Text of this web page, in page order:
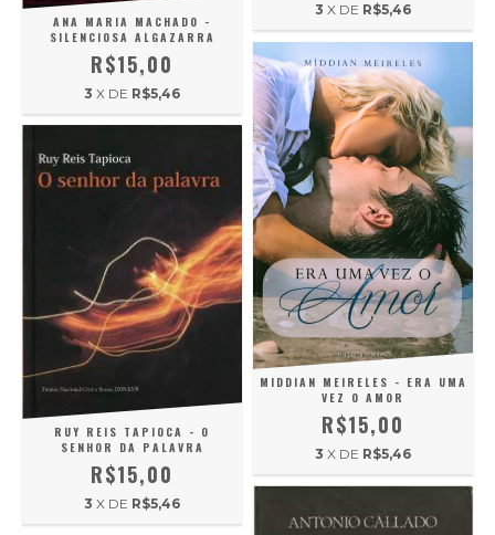
ANA MARIA MACHADO -
SILENCIOSA ALGAZARRA
R$15,00
3 X DE R$5,46
3 X DE R$5,46
RUY REIS TAPIOCA - O
SENHOR DA PALAVRA
R$15,00
3 X DE R$5,46
MIDDIAN MEIRELES - ERA UMA
VEZ O AMOR
R$15,00
3 X DE R$5,46